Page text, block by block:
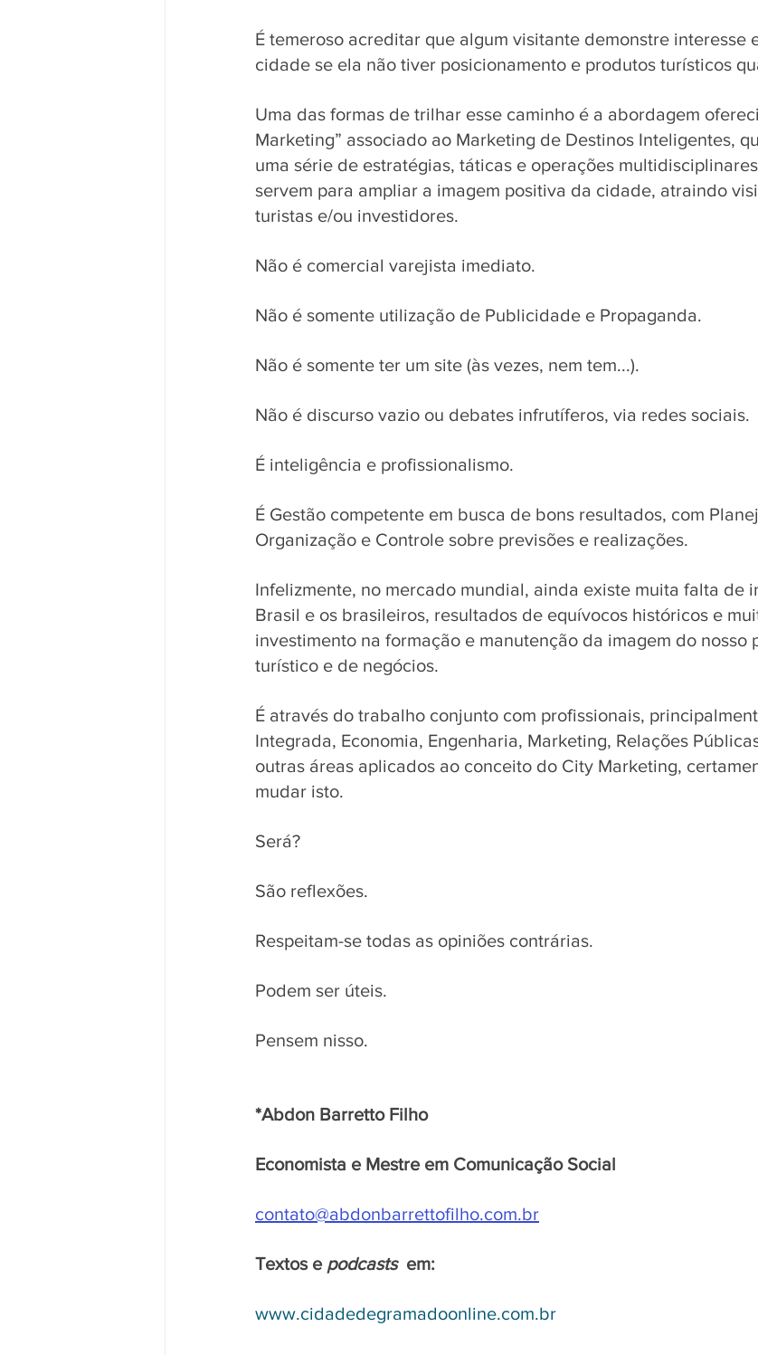
É temeroso acreditar que algum visitante demonstre interesse
cidade se ela não tiver posicionamento e produtos turísticos
Uma das formas de trilhar esse caminho é a abordagem
Marketing” associado ao Marketing de Destinos Inteligentes,
uma série de estratégias, táticas e operações
servem para ampliar a imagem positiva da cidade, atraindo
turistas e/ou investidores.
Não é comercial varejista imediato.
Não é somente utilização de Publicidade e Propaganda.
Não é somente ter um site (às vezes, nem tem...).
Não é discurso vazio ou debates infrutíferos, via redes sociais.
É inteligência e profissionalismo.
É Gestão competente em busca de bons resultados, com
Organização e Controle sobre previsões e realizações.
Infelizmente, no mercado mundial, ainda existe muita falta de
Brasil e os brasileiros, resultados de equívocos históricos e
investimento na formação e manutenção da imagem do nosso
turístico e de negócios.
É através do trabalho conjunto com profissionais,
Integrada, Economia, Engenharia, Marketing, Relações
outras áreas aplicados ao conceito do City Marketing,
mudar isto.
Será?
São reflexões.
Respeitam-se todas as opiniões contrárias.
Podem ser úteis.
Pensem nisso.
*Abdon Barretto Filho
Economista e Mestre em Comunicação Social
contato@abdonbarrettofilho.com.br
Textos e podcasts em:
www.cidadedegramadoonline.com.br